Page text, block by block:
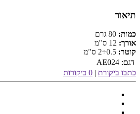
תיאור
כמות:
אורך:
קוטר:
דגם: AE024
כתבו ביקורת | 0 ביקורות